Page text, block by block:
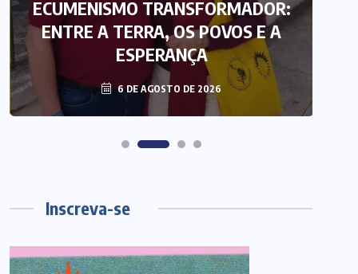
ECUMENISMO TRANSFORMADOR:
ENTRE A TERRA, OS POVOS E A
ESPERANÇA
6 DE AGOSTO DE 2026
Inscreva-se